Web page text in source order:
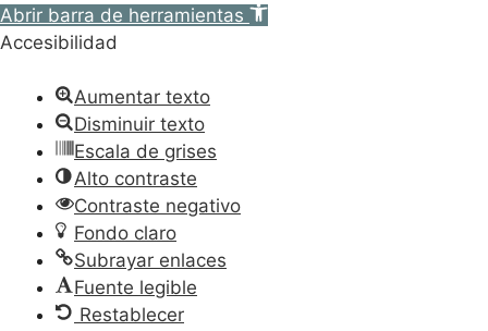
Abrir barra de herramientas
Accesibilidad
Aumentar texto
Disminuir texto
Escala de grises
Alto contraste
Contraste negativo
Fondo claro
Subrayar enlaces
Fuente legible
Restablecer